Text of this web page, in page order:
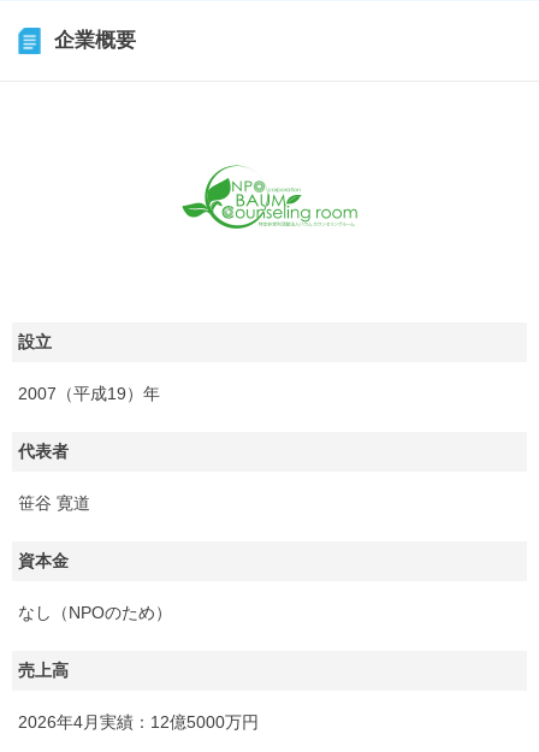
企業概要
設立
2007（平成19）年
代表者
笹谷 寛道
資本金
なし（NPOのため）
売上高
2026年4月実績：12億5000万円